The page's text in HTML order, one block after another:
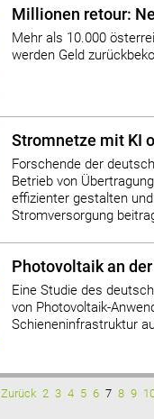
Millionen retour:
Mehr als 10.000
werden Geld
Stromnetze mit KI
Forschende der
Betrieb von
effizienter gestalten
Stromversorgung
Photovoltaik an der
Eine Studie des
von Photovoltaik-
Schieneninfrastruktur
Zurück 2 3 4 5 6 7 8 9